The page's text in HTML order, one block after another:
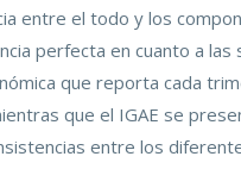
entre el todo y los
perfecta en cuanto a las
que reporta cada
que el IGAE se
entre los